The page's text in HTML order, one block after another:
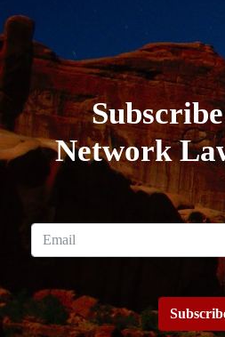
Network